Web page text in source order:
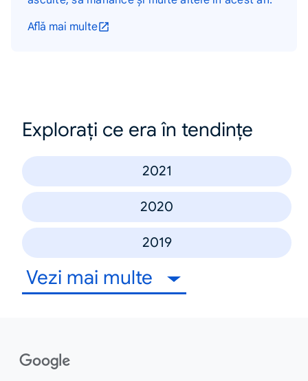
Află mai multe
Explorați ce era în tendințe
2021
2020
2019
Vezi mai multe